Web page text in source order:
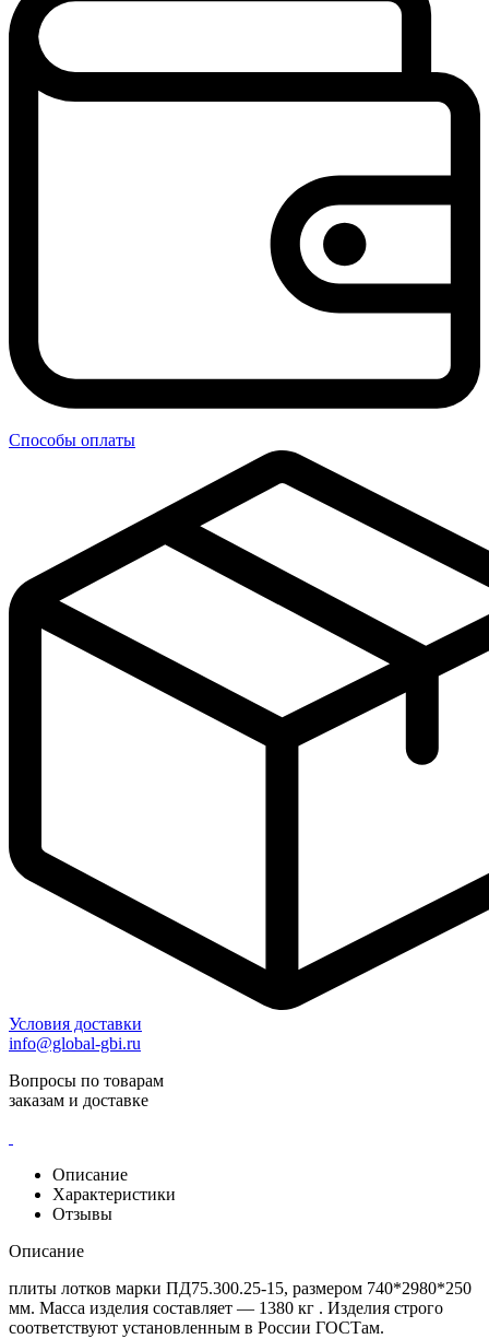
Способы оплаты
Условия доставки
info@global-gbi.ru
Вопросы по товарам
заказам и доставке
Описание
Характеристики
Отзывы
Описание
плиты лотков марки ПД75.300.25-15, размером 740*2980*250
мм. Масса изделия составляет — 1380 кг . Изделия строго
соответствуют установленным в России ГОСТам.